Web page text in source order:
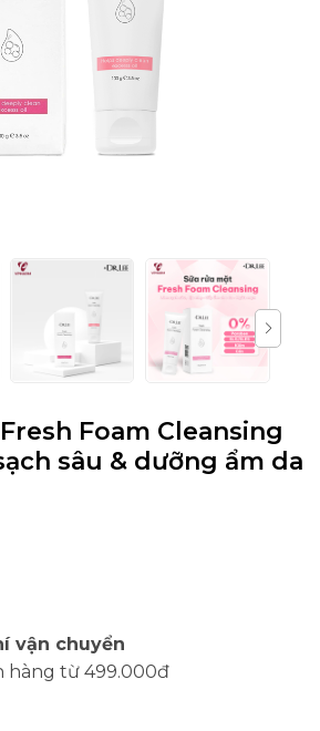
Foam Cleansing
sâu & dưỡng ẩm da
vận chuyển
hàng từ 499.000đ